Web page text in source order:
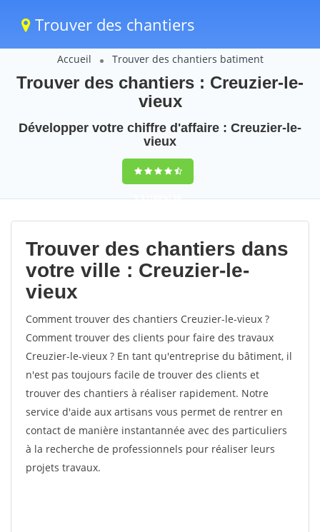
Trouver des chantiers
Accueil Trouver des chantiers batiment
Trouver des chantiers : Creuzier-le-
vieux
Développer votre chiffre d'affaire : Creuzier-le-
vieux
9,5(100%)50
votes
Trouver des chantiers dans
votre ville : Creuzier-le-
vieux
Comment trouver des chantiers Creuzier-le-vieux ?
Comment trouver des clients pour faire des travaux
Creuzier-le-vieux ? En tant qu'entreprise du bâtiment, il
n'est pas toujours facile de trouver des clients et
trouver des chantiers à réaliser rapidement. Notre
service d'aide aux artisans vous permet de rentrer en
contact de manière instantannée avec des particuliers
à la recherche de professionnels pour réaliser leurs
projets travaux.